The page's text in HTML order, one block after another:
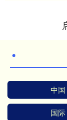
中国
国际